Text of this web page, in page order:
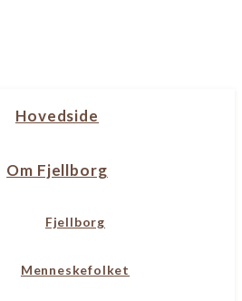
Hovedside
Om Fjellborg
Fjellborg
Menneskefolket